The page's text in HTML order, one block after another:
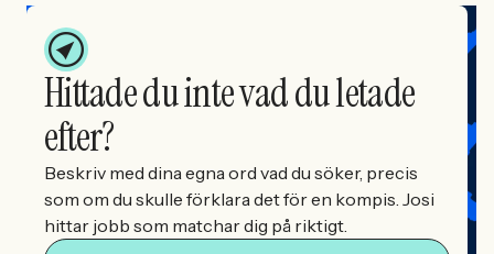
Hittade du inte vad du letade
efter?
Beskriv med dina egna ord vad du söker, precis
som om du skulle förklara det för en kompis. Josi
hittar jobb som matchar dig på riktigt.